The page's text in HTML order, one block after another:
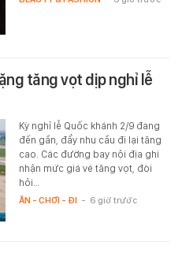
tăng vọt dịp nghỉ lễ
Kỳ nghỉ lễ Quốc khánh 2/9 đang
đến gần, đẩy nhu cầu đi lại tăng
cao. Các đường bay nội địa ghi
nhận mức giá vé tăng vọt, đòi
hỏi…
ĂN - CHƠI - ĐI - 6 giờ trước